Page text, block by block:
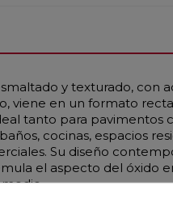
y texturado, con
viene en un formato
tanto para pavimentos
cocinas, espacios
Su diseño
el aspecto del óxido